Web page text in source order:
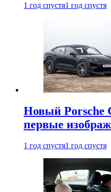
1 год спустя1 год спустя
Новый Porsche
первые
1 год спустя1 год спустя